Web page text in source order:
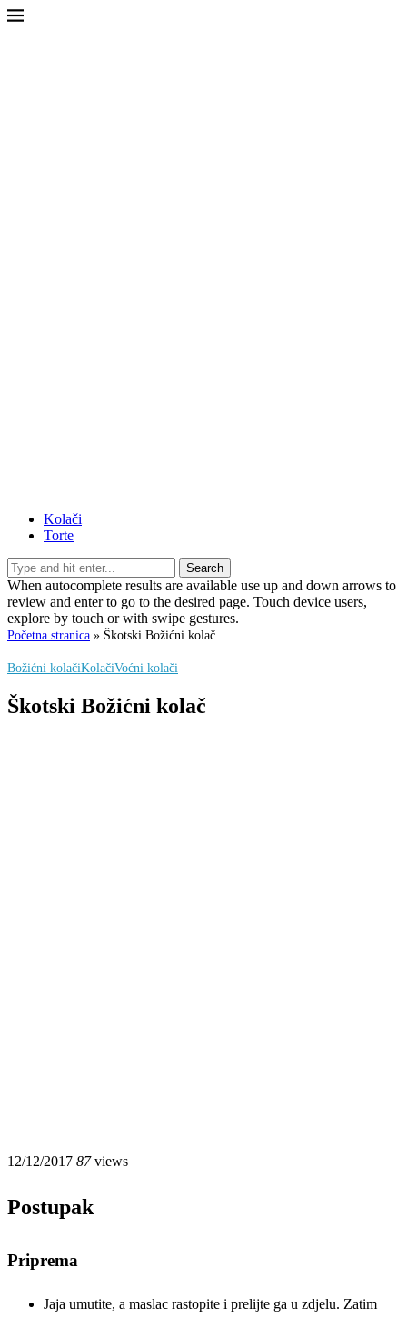
Kolači
Torte
Search
When autocomplete results are available use up and down arrows to
review and enter to go to the desired page. Touch device users,
explore by touch or with swipe gestures.
Početna stranica » Škotski Božićni kolač
Božićni kolačiKolačiVoćni kolači
Škotski Božićni kolač
12/12/2017 87views
Postupak
Priprema
Jaja umutite, a maslac rastopite i prelijte ga u zdjelu. Zatim